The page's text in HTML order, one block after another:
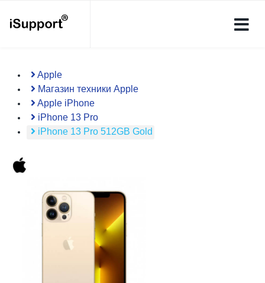
Apple
Магазин техники Apple
Apple iPhone
iPhone 13 Pro
iPhone 13 Pro 512GB Gold